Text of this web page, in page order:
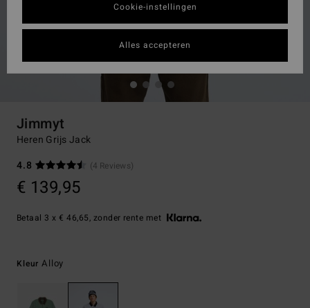
Jimmyt
Heren Grijs Jack
4.8
(4 Reviews)
€ 139,95
Betaal 3 x € 46,65, zonder rente met
KleurAlloy
Cookie-instellingen
Alles accepteren